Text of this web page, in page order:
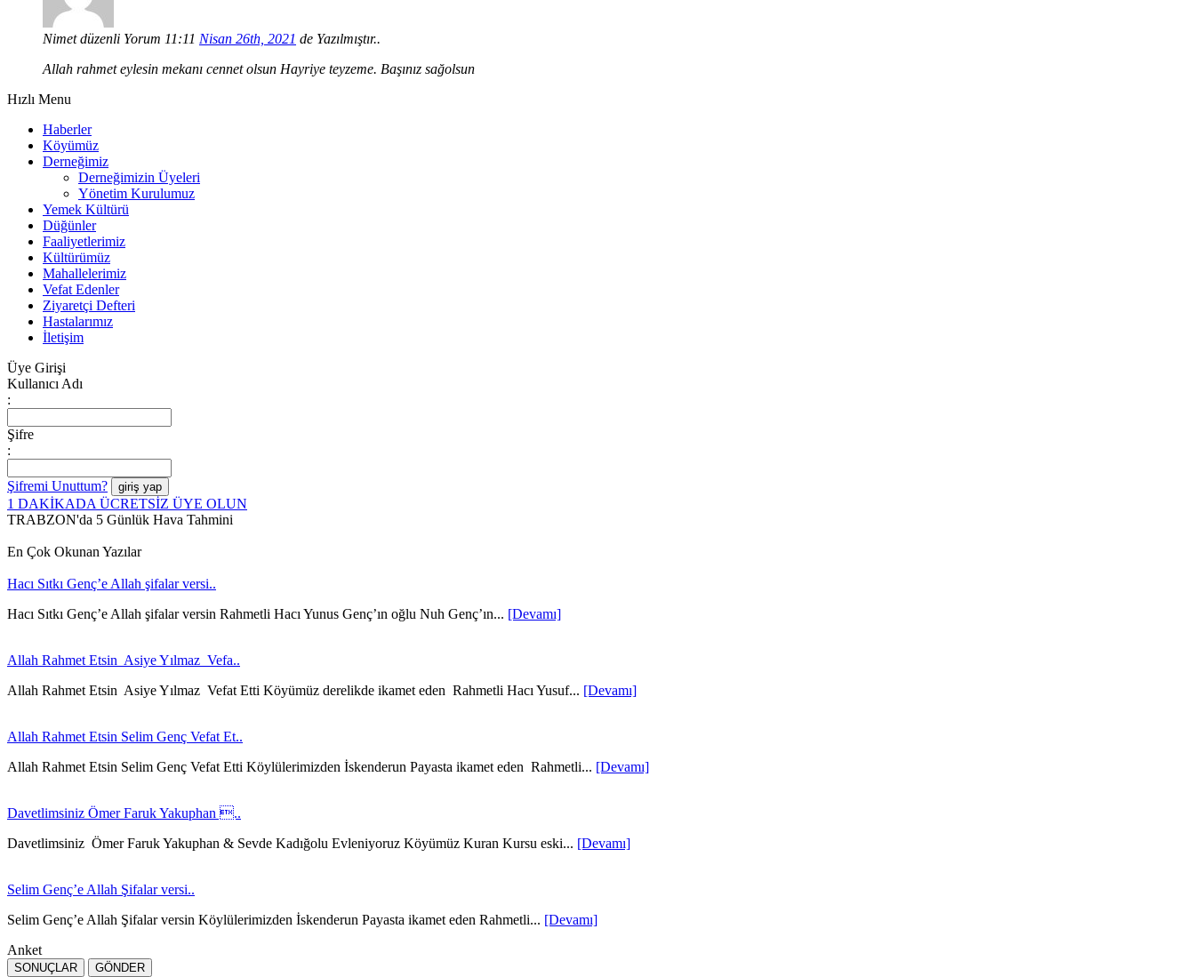
Nimet düzenli Yorum 11:11 Nisan 26th, 2021 de Yazılmıştır..
Allah rahmet eylesin mekanı cennet olsun Hayriye teyzeme. Başınız sağolsun
Hızlı Menu
Haberler
Köyümüz
Derneğimiz
Derneğimizin Üyeleri
Yönetim Kurulumuz
Yemek Kültürü
Düğünler
Faaliyetlerimiz
Kültürümüz
Mahallelerimiz
Vefat Edenler
Ziyaretçi Defteri
Hastalarımız
İletişim
Üye Girişi
Kullanıcı Adı
:
Şifre
:
Şifremi Unuttum?
1 DAKİKADA ÜCRETSİZ ÜYE OLUN
TRABZON'da 5 Günlük Hava Tahmini
En Çok Okunan Yazılar
Hacı Sıtkı Genç’e Allah şifalar versi..
Hacı Sıtkı Genç’e Allah şifalar versin Rahmetli Hacı Yunus Genç’ın oğlu Nuh Genç’ın... [Devamı]
Allah Rahmet Etsin Asiye Yılmaz Vefa..
Allah Rahmet Etsin Asiye Yılmaz Vefat Etti Köyümüz derelikde ikamet eden Rahmetli Hacı Yusuf... [Devamı]
Allah Rahmet Etsin Selim Genç Vefat Et..
Allah Rahmet Etsin Selim Genç Vefat Etti Köylülerimizden İskenderun Payasta ikamet eden Rahmetli... [Devamı]
Davetlimsiniz Ömer Faruk Yakuphan ..
Davetlimsiniz Ömer Faruk Yakuphan & Sevde Kadığolu Evleniyoruz Köyümüz Kuran Kursu eski... [Devamı]
Selim Genç’e Allah Şifalar versi..
Selim Genç’e Allah Şifalar versin Köylülerimizden İskenderun Payasta ikamet eden Rahmetli... [Devamı]
Anket